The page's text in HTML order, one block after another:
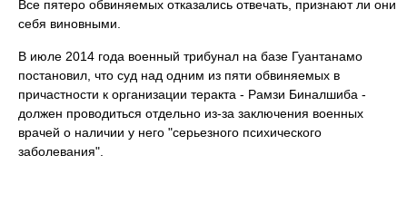
Все пятеро обвиняемых отказались отвечать, признают ли они
себя виновными.
В июле 2014 года военный трибунал на базе Гуантанамо
постановил, что суд над одним из пяти обвиняемых в
причастности к организации теракта - Рамзи Биналшиба -
должен проводиться отдельно из-за заключения военных
врачей о наличии у него "серьезного психического
заболевания".